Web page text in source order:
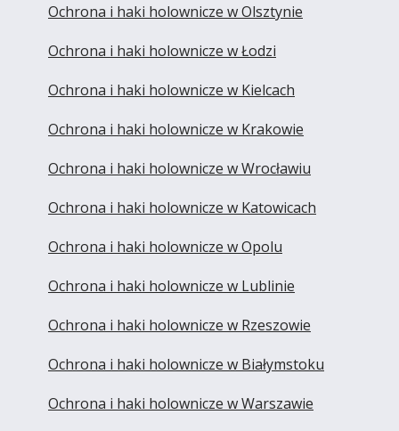
Ochrona i haki holownicze w Olsztynie
Ochrona i haki holownicze w Łodzi
Ochrona i haki holownicze w Kielcach
Ochrona i haki holownicze w Krakowie
Ochrona i haki holownicze w Wrocławiu
Ochrona i haki holownicze w Katowicach
Ochrona i haki holownicze w Opolu
Ochrona i haki holownicze w Lublinie
Ochrona i haki holownicze w Rzeszowie
Ochrona i haki holownicze w Białymstoku
Ochrona i haki holownicze w Warszawie